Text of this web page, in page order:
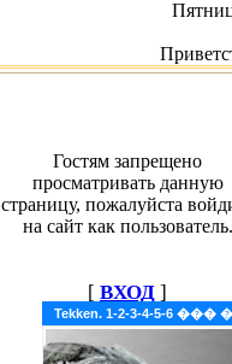
Tekken. 1-2-3-4-5-6
Гостям запрещено
просматривать данную
страницу, пожалуйста
на сайт как пользователь.
[ ВХОД ]